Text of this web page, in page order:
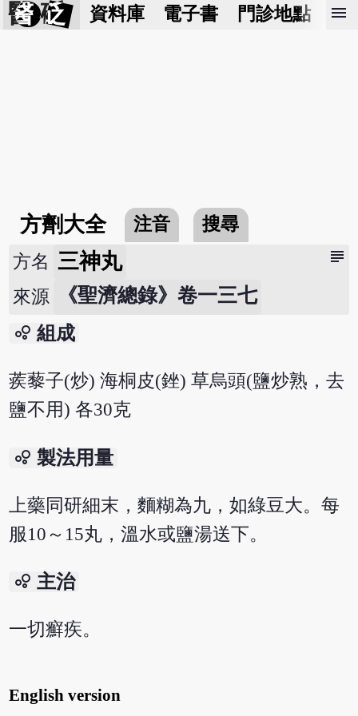
醫 砭 資料庫 電子書 門診地點 預
menu
方劑大全 注音 搜尋
subject
方名 三神丸
來源 《聖濟總錄》卷一三七
bubble_chart 組成
蒺藜子(炒) 海桐皮(銼) 草烏頭(鹽炒熟，去
鹽不用) 各30克
bubble_chart 製法用量
上藥同研細末，麵糊為九，如綠豆大。每
服10～15丸，溫水或鹽湯送下。
bubble_chart 主治
一切癬疾。
English version